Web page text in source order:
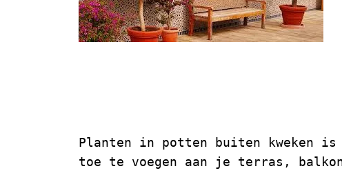
Planten in potten buiten kweken is
toe te voegen aan je terras,